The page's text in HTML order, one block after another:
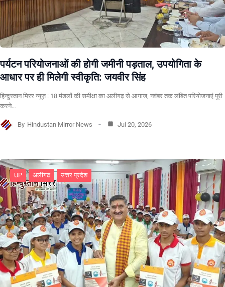
पर्यटन परियोजनाओं की होगी जमीनी पड़ताल, उपयोगिता के
आधार पर ही मिलेगी स्वीकृति: जयवीर सिंह
हिन्दुस्तान मिरर न्यूज़ : 18 मंडलों की समीक्षा का अलीगढ़ से आगाज, नवंबर तक लंबित परियोजनाएं पूरी
करने…
By Hindustan Mirror News Jul 20, 2026
UP अलीगढ उत्तर प्रदेश